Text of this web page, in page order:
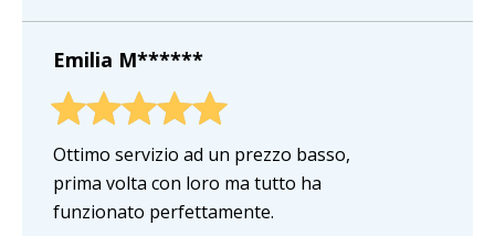
Emilia M******
Ottimo servizio ad un prezzo basso,
prima volta con loro ma tutto ha
funzionato perfettamente.